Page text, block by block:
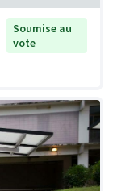
Soumise au
vote